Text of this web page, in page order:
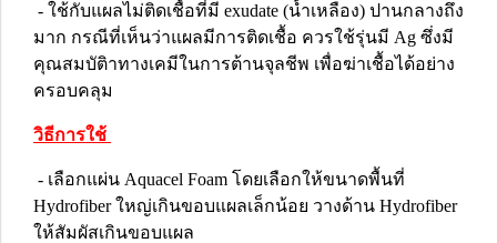
- ใช้กับแผลไม่ติดเชื้อที่มี exudate (น้ำเหลือง) ปานกลางถึง
มาก กรณีที่เห็นว่าแผลมีการติดเชื้อ ควรใช้รุ่นมี Ag ซึ่งมี
คุณสมบัติาทางเคมีในการต้านจุลชีพ เพื่อฆ่าเชื้อได้อย่าง
ครอบคลุม
วิธีการใช้
- เลือกแผ่น Aquacel Foam โดยเลือกให้ขนาดพื้นที่
Hydrofiber ใหญ่เกินขอบแผลเล็กน้อย วางด้าน Hydrofiber
ให้สัมผัสเกินขอบแผล